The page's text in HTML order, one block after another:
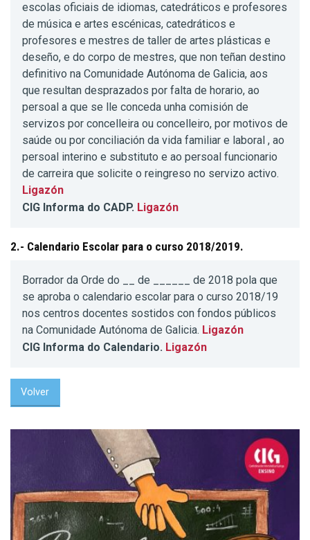
escolas oficiais de idiomas, catedráticos e profesores
de música e artes escénicas, catedráticos e
profesores e mestres de taller de artes plásticas e
deseño, e do corpo de mestres, que non teñan destino
definitivo na Comunidade Autónoma de Galicia, aos
que resultan desprazados por falta de horario, ao
persoal a que se lle conceda unha comisión de
servizos por concelleira ou concelleiro, por motivos de
saúde ou por conciliación da vida familiar e laboral , ao
persoal interino e substituto e ao persoal funcionario
de carreira que solicite o reingreso no servizo activo.
Ligazón
CIG Informa do CADP. Ligazón
2.- Calendario Escolar para o curso 2018/2019.
Borrador da Orde do __ de ______ de 2018 pola que
se aproba o calendario escolar para o curso 2018/19
nos centros docentes sostidos con fondos públicos
na Comunidade Autónoma de Galicia. Ligazón
CIG Informa do Calendario. Ligazón
Volver